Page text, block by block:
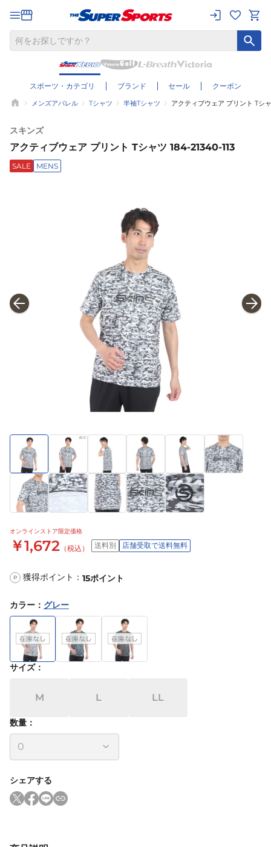
スポーツ・カテゴリ ブランド セール クーポン
メンズアパレル Tシャツ 半袖Tシャツ アクティブウェア プリント Tシ
スキンズ
アクティブウェア プリント Tシャツ 184-21340-113
SALE MENS
オンラインストア限定価格
￥1,672 （税込） 送料別 店舗受取で送料無料
P 獲得ポイント： 15ポイント
カラー ： グレー
サイズ：
M L LL
数量：
シェアする